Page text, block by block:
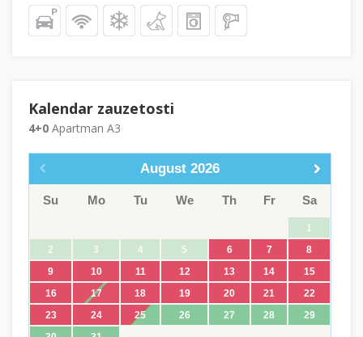
Kalendar zauzetosti
4+0 Apartman A3
August 2026
Su Mo Tu We Th Fr Sa
1
2
3 4 5 6 7
8
9
10 11 12 13 14
15
16
17 18 19 20 21
22
23
24 25 26 27 28
29